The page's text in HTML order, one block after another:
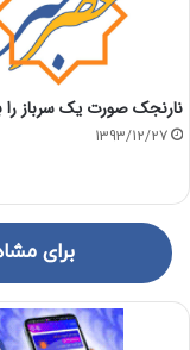
نارنجک صورت یک سرباز را
1393/12/27
برای